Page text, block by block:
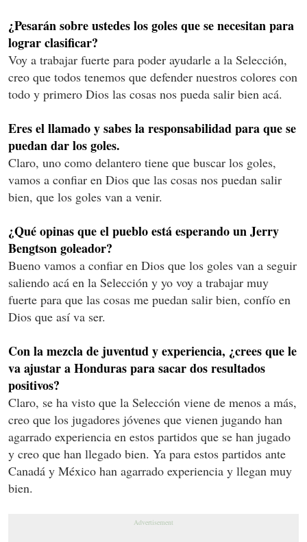
¿Pesarán sobre ustedes los goles que se necesitan para
lograr clasificar?
Voy a trabajar fuerte para poder ayudarle a la Selección,
creo que todos tenemos que defender nuestros colores con
todo y primero Dios las cosas nos pueda salir bien acá.
Eres el llamado y sabes la responsabilidad para que se
puedan dar los goles.
Claro, uno como delantero tiene que buscar los goles,
vamos a confiar en Dios que las cosas nos puedan salir
bien, que los goles van a venir.
¿Qué opinas que el pueblo está esperando un Jerry
Bengtson goleador?
Bueno vamos a confiar en Dios que los goles van a seguir
saliendo acá en la Selección y yo voy a trabajar muy
fuerte para que las cosas me puedan salir bien, confío en
Dios que así va ser.
Con la mezcla de juventud y experiencia, ¿crees que le
va ajustar a Honduras para sacar dos resultados
positivos?
Claro, se ha visto que la Selección viene de menos a más,
creo que los jugadores jóvenes que vienen jugando han
agarrado experiencia en estos partidos que se han jugado
y creo que han llegado bien. Ya para estos partidos ante
Canadá y México han agarrado experiencia y llegan muy
bien.